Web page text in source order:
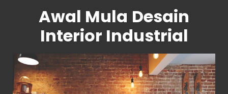
Awal Mula Desain
Interior Industrial